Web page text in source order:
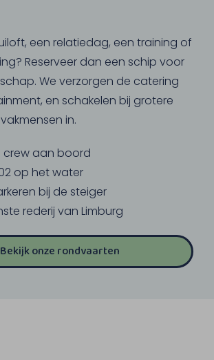
een relatiedag, een training of
Reserveer dan een schip voor
We verzorgen de catering
en schakelen bij grotere
in.
crew aan boord
op het water
bij de steiger
rederij van Limburg
Bekijk onze rondvaarten